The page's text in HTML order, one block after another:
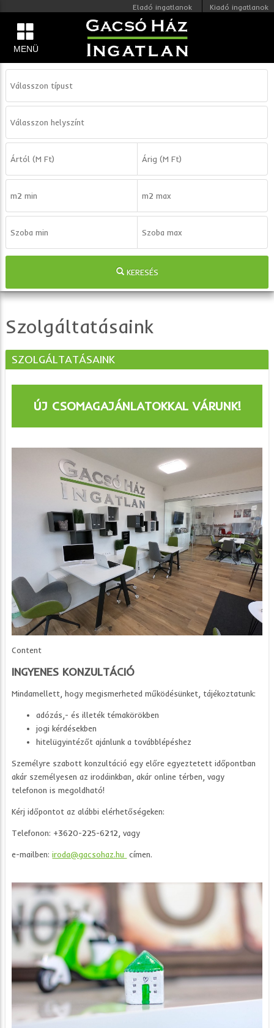
MENÜ
Eladó ingatlanok Kiadó ingatlanok
KERESÉS
Szolgáltatásaink
SZOLGÁLTATÁSAINK
ÚJ CSOMAGAJÁNLATOKKAL VÁRUNK!
Content
INGYENES KONZULTÁCIÓ
Mindamellett, hogy megismerheted működésünket, tájékoztatunk:
adózás,- és illeték témakörökben
jogi kérdésekben
hitelügyintézőt ajánlunk a továbblépéshez
Személyre szabott konzultáció egy előre egyeztetett időpontban
akár személyesen az irodáinkban, akár online térben, vagy
telefonon is megoldható!
Kérj időpontot az alábbi elérhetőségeken:
Telefonon: +3620-225-6212, vagy
e-mailben:iroda@gacsohaz.hu címen.